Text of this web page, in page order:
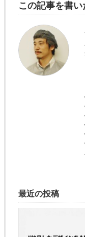
この記事を書い
最近の投稿